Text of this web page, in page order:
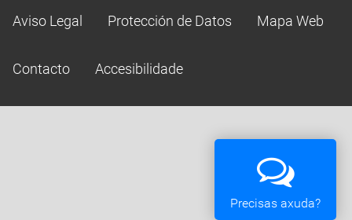
Aviso Legal Protección de Datos Mapa Web
Contacto Accesibilidade
Precisas axuda?